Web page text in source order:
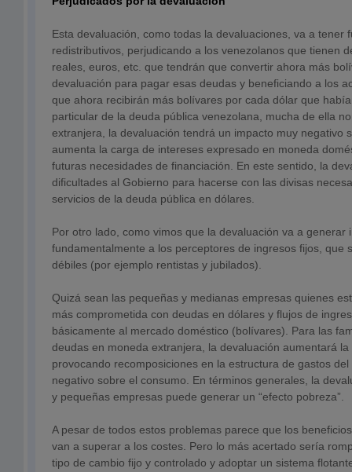
Esta devaluación, como todas la devaluaciones, va a tener
redistributivos, perjudicando a los venezolanos que tienen
reales, euros, etc. que tendrán que convertir ahora más
devaluación para pagar esas deudas y beneficiando a los
que ahora recibirán más bolívares por cada dólar que
particular de la deuda pública venezolana, mucha de ella
extranjera, la devaluación tendrá un impacto muy negativo
aumenta la carga de intereses expresado en moneda
futuras necesidades de financiación. En este sentido, la
dificultades al Gobierno para hacerse con las divisas
servicios de la deuda pública en dólares.
Por otro lado, como vimos que la devaluación va a generar
fundamentalmente a los perceptores de ingresos fijos, que
débiles (por ejemplo rentistas y jubilados).
Quizá sean las pequeñas y medianas empresas quienes
más comprometida con deudas en dólares y flujos de
básicamente al mercado doméstico (bolívares). Para las
deudas en moneda extranjera, la devaluación aumentará
provocando recomposiciones en la estructura de gastos
negativo sobre el consumo. En términos generales, la
y pequeñas empresas puede generar un “efecto pobreza”.
A pesar de todos estos problemas parece que los
van a superar a los costes. Pero lo más acertado sería
tipo de cambio fijo y controlado y adoptar un sistema